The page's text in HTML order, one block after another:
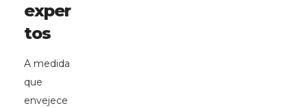
exper
tos
A medida
que
envejece